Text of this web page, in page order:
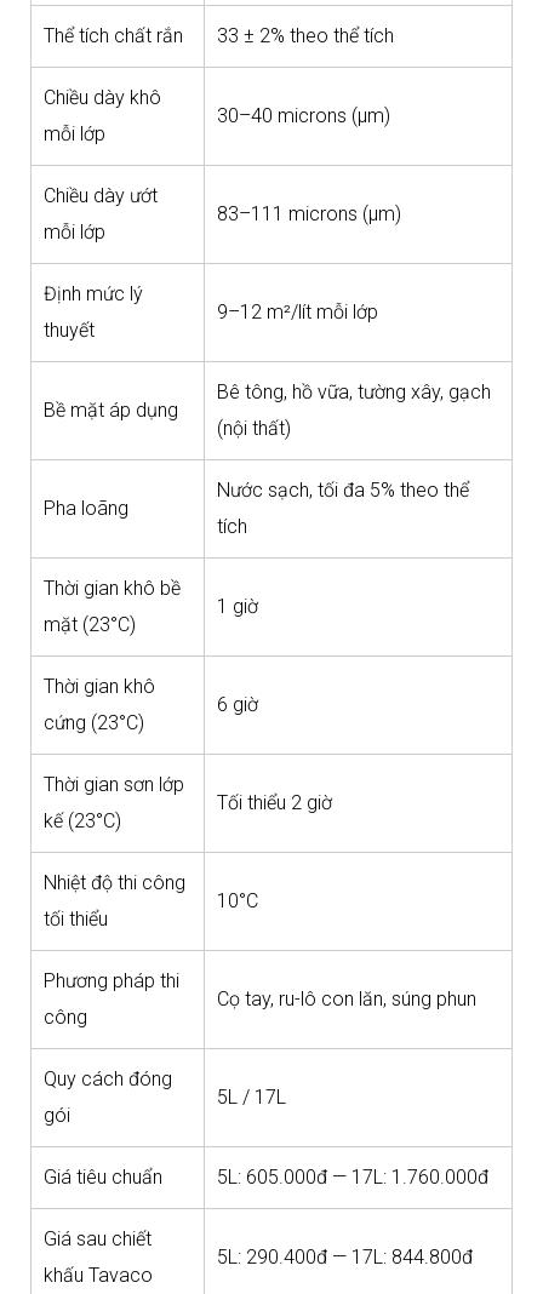
Thể tích chất rắn 33 ± 2% theo thể tích
Chiều dày khô
mỗi lớp
30–40 microns (μm)
Chiều dày ướt
mỗi lớp
83–111 microns (μm)
Định mức lý
thuyết
9–12 m²/lít mỗi lớp
Bề mặt áp dụng
Bê tông, hồ vữa, tường xây, gạch
(nội thất)
Pha loãng
Nước sạch, tối đa 5% theo thể
tích
Thời gian khô bề
mặt (23°C)
1 giờ
Thời gian khô
cứng (23°C)
6 giờ
Thời gian sơn lớp
kế (23°C)
Tối thiểu 2 giờ
Nhiệt độ thi công
tối thiểu
10°C
Phương pháp thi
công
Cọ tay, ru-lô con lăn, súng phun
Quy cách đóng
gói
5L / 17L
Giá tiêu chuẩn 5L: 605.000đ — 17L: 1.760.000đ
Giá sau chiết
khấu Tavaco
5L: 290.400đ — 17L: 844.800đ